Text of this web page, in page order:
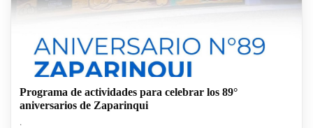
Programa de actividades para celebrar los 89°
aniversarios de Zaparinqui
.